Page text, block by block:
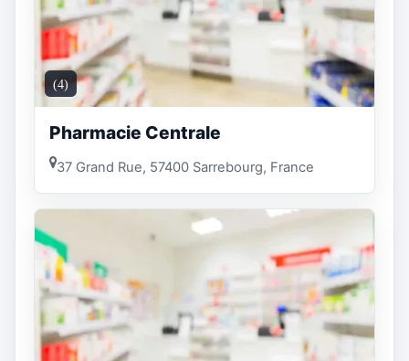
(4)
Pharmacie Centrale
37 Grand Rue, 57400 Sarrebourg, France